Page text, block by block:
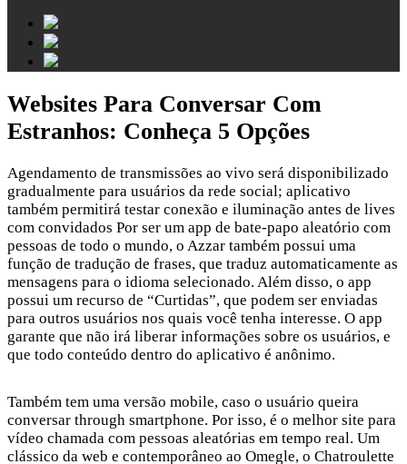
Websites Para Conversar Com
Estranhos: Conheça 5 Opções
Agendamento de transmissões ao vivo será disponibilizado
gradualmente para usuários da rede social; aplicativo
também permitirá testar conexão e iluminação antes de lives
com convidados Por ser um app de bate-papo aleatório com
pessoas de todo o mundo, o Azzar também possui uma
função de tradução de frases, que traduz automaticamente as
mensagens para o idioma selecionado. Além disso, o app
possui um recurso de “Curtidas”, que podem ser enviadas
para outros usuários nos quais você tenha interesse. O app
garante que não irá liberar informações sobre os usuários, e
que todo conteúdo dentro do aplicativo é anônimo.
Também tem uma versão mobile, caso o usuário queira
conversar through smartphone. Por isso, é o melhor site para
vídeo chamada com pessoas aleatórias em tempo real. Um
clássico da web e contemporâneo ao Omegle, o Chatroulette